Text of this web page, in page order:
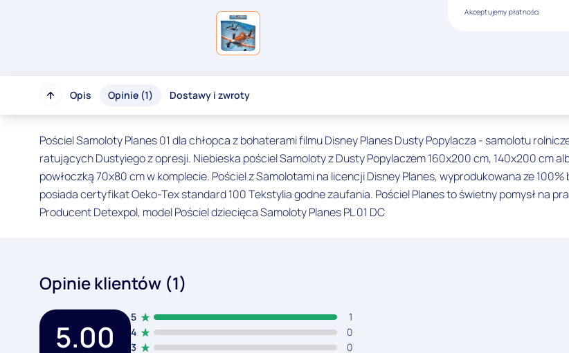
Akceptujemy płatności
Opis Opinie (1) Dostawy i zwroty
Pościel Samoloty Planes 01 dla chłopca z bohaterami filmu Disney Planes Dusty Popylacza - samolotu
ratujących Dustyiego z opresji. Niebieska pościel Samoloty z Dusty Popylaczem 160x200 cm, 140x200 cm
powłoczką 70x80 cm w komplecie. Pościel z Samolotami na licencji Disney Planes, wyprodukowana ze
posiada certyfikat Oeko-Tex standard 100 Tekstylia godne zaufania. Pościel Planes to świetny pomysł na
Producent Detexpol, model Pościel dziecięca Samoloty Planes PL 01 DC
Opinie klientów (1)
5.00 3 0
4 0
5 1